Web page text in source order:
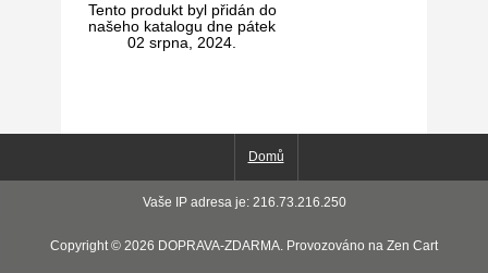
Tento produkt byl přidán do
našeho katalogu dne pátek
02 srpna, 2024.
Domů
Vaše IP adresa je: 216.73.216.250
Copyright © 2026 DOPRAVA-ZDARMA. Provozováno na Zen Cart